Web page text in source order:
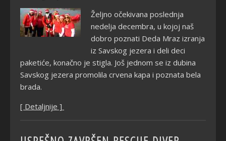
Željno očekivana poslednja
nedelja decembra, u kojoj naš
dobro poznati Deda Mraz izranja
iz Savskog jezera i deli deci
paketiće, konačno je stigla. Još jednom se iz dubina
Savskog jezera promolila crvena kapa i poznata bela
brada.
[ Detaljnije ]